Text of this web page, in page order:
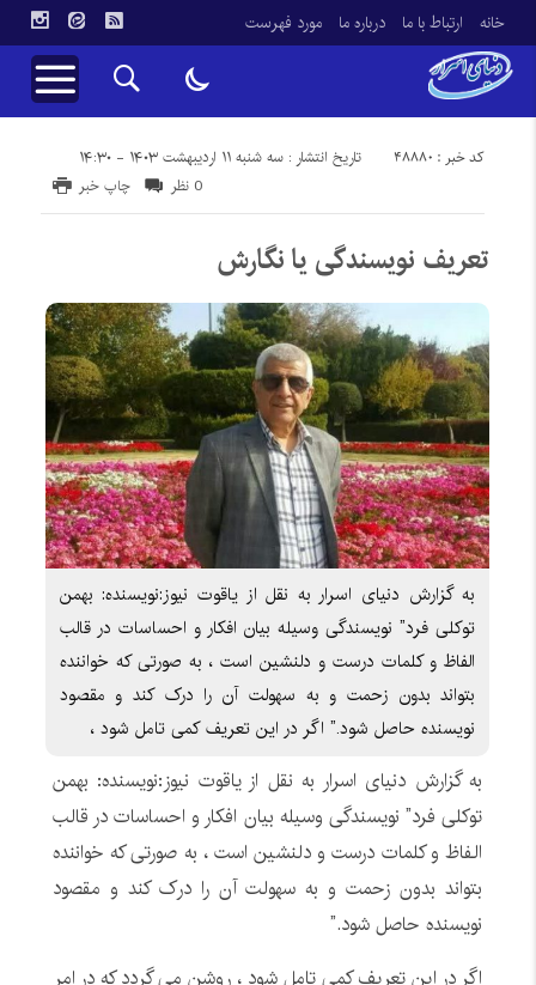
خانه ارتباط با ما درباره ما مورد فهرست
تاریخ انتشار : سه شنبه ۱۱ اردیبهشت ۱۴۰۳ - ۱۴:۳۰ کد خبر : 48880
چاپ خبر 0 نظر
تعریف نویسندگی یا نگارش
به گزارش دنیای اسرار به نقل از یاقوت نیوز:نویسنده: بهمن
توکلی فرد” نویسندگی وسیله بیان افکار و احساسات در قالب
الفاظ و کلمات درست و دلنشین است ، به صورتی که خواننده
بتواند بدون زحمت و به سهولت آن را درک کند و مقصود
نویسنده حاصل شود.” اگر در این تعریف کمی تامل شود ،
به گزارش دنیای اسرار به نقل از یاقوت نیوز:نویسنده: بهمن
توکلی فرد” نویسندگی وسیله بیان افکار و احساسات در قالب
الفاظ و کلمات درست و دلنشین است ، به صورتی که خواننده
بتواند بدون زحمت و به سهولت آن را درک کند و مقصود
نویسنده حاصل شود.”
اگر در این تعریف کمی تامل شود ، روشن می گردد که در امر